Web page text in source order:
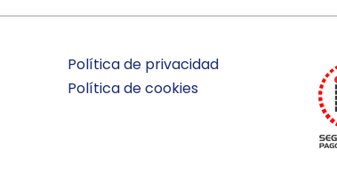
Política de privacidad
Política de cookies